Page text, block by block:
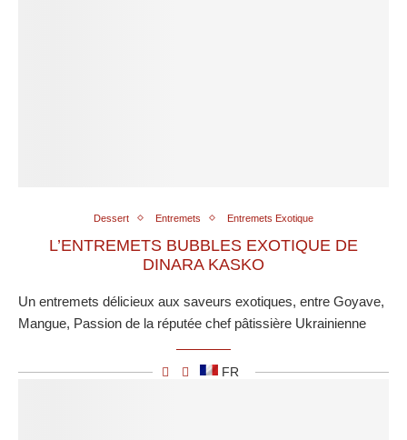
Dessert Entremets Entremets Exotique
L’ENTREMETS BUBBLES EXOTIQUE DE
DINARA KASKO
Un entremets délicieux aux saveurs exotiques, entre Goyave,
Mangue, Passion de la réputée chef pâtissière Ukrainienne
FR